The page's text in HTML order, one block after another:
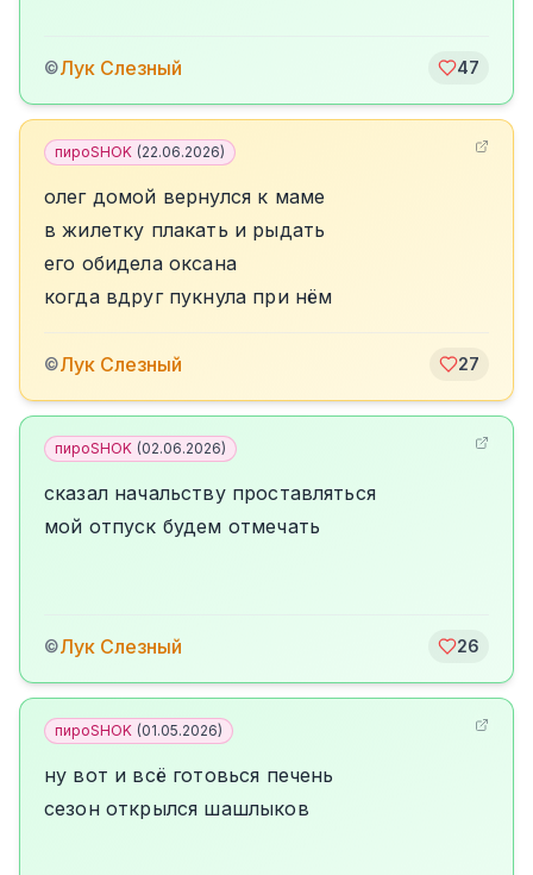
©Лук Слезный 47
пироSHOK (22.06.2026)
олег домой вернулся к маме
в жилетку плакать и рыдать
его обидела оксана
когда вдруг пукнула при нём
©Лук Слезный 27
пироSHOK (02.06.2026)
сказал начальству проставляться
мой отпуск будем отмечать
©Лук Слезный 26
пироSHOK (01.05.2026)
ну вот и всё готовься печень
сезон открылся шашлыков